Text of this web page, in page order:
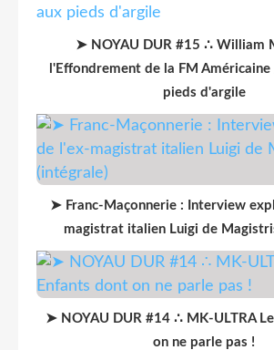
➤ NOYAU DUR #15 ∴ William
l'Effondrement de la FM
pieds d'argile
➤ Franc-Maçonnerie : Interview
magistrat italien Luigi de
➤ NOYAU DUR #14 ∴ MK-ULTRA
on ne parle pas !